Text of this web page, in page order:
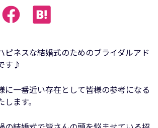
ピネスな結婚式のためのブライダルアド
す♪
に一番近い存在として皆様の参考になる
ます。